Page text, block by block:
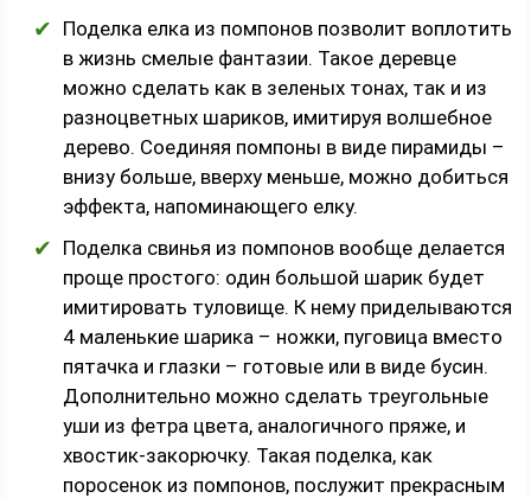
Поделка елка из помпонов позволит воплотить
в жизнь смелые фантазии. Такое деревце
можно сделать как в зеленых тонах, так и из
разноцветных шариков, имитируя волшебное
дерево. Соединяя помпоны в виде пирамиды –
внизу больше, вверху меньше, можно добиться
эффекта, напоминающего елку.
Поделка свинья из помпонов вообще делается
проще простого: один большой шарик будет
имитировать туловище. К нему приделываются
4 маленькие шарика – ножки, пуговица вместо
пятачка и глазки – готовые или в виде бусин.
Дополнительно можно сделать треугольные
уши из фетра цвета, аналогичного пряже, и
хвостик-закорючку. Такая поделка, как
поросенок из помпонов, послужит прекрасным